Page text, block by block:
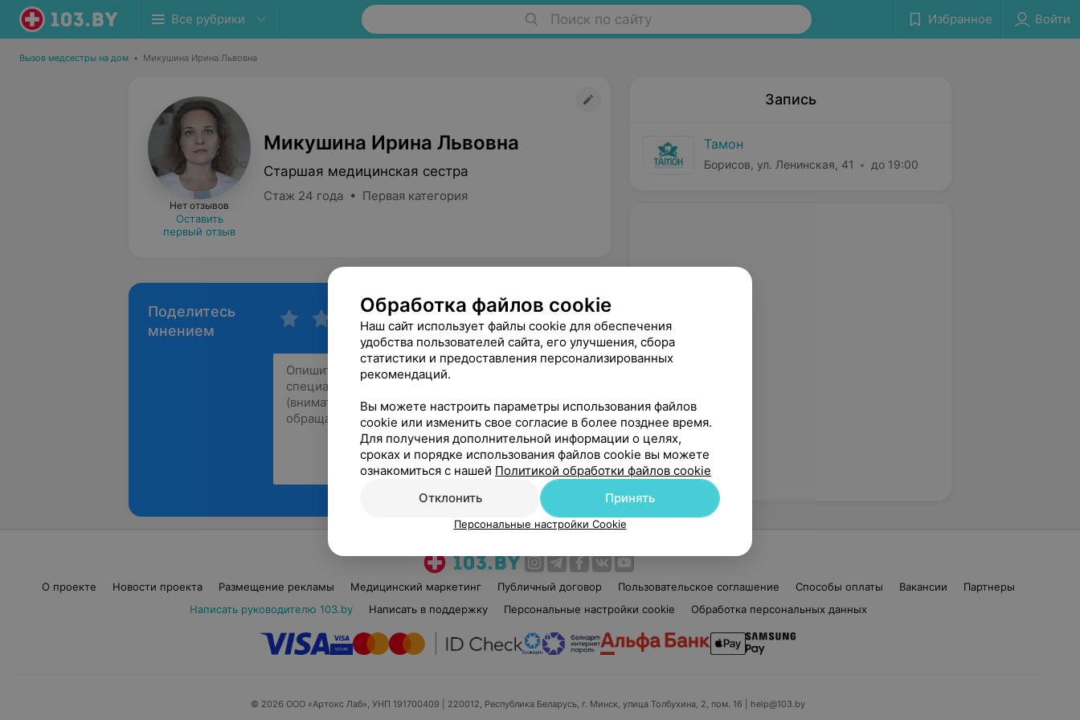
Все рубрики Поиск по сайту Избранное Войти
Вызов медсестры на дом • Микушина Ирина Львовна
Нет отзывов
Оставить
первый отзыв
Микушина Ирина Львовна
Старшая медицинская сестра
Стаж 24 года • Первая категория
Поделитесь
мнением
Рекомендую
Запись
Тамон
Борисов, ул. Ленинская, 41 до 19:00
О проекте Новости проекта Размещение рекламы Медицинский маркетинг Публичный договор Пользовательское соглашение Способы оплаты Вакансии
Партнеры
Написать руководителю 103.by
Написать в поддержку Персональные настройки cookie Обработка персональных данных
© 2026 ООО «Артокс Лаб», УНП 191700409 | 220012, Республика Беларусь, г. Минск, улица Толбухина, 2, пом. 16 | help@103.by
Обработка файлов cookie
Наш сайт использует файлы cookie для обеспечения
удобства пользователей сайта, его улучшения, сбора
статистики и предоставления персонализированных
рекомендаций.
Вы можете настроить параметры использования файлов
cookie или изменить свое согласие в более позднее время.
Для получения дополнительной информации о целях,
сроках и порядке использования файлов cookie вы можете
ознакомиться с нашей Политикой обработки файлов cookie
Отклонить
Принять
Персональные настройки Cookie